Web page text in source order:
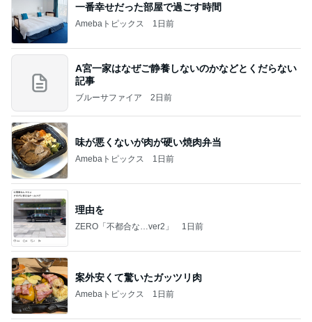
一番幸せだった部屋で過ごす時間
Amebaトピックス 1日前
A宮一家はなぜご静養しないのかなどとくだらない
記事
ブルーサファイア 2日前
味が悪くないが肉が硬い焼肉弁当
Amebaトピックス 1日前
理由を
ZERO「不都合な…ver2」 1日前
案外安くて驚いたガッツリ肉
Amebaトピックス 1日前